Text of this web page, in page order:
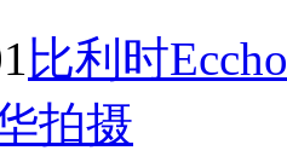
比利时
拍摄